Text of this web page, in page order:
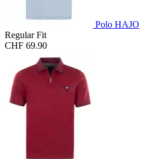
Polo HAJO
Regular Fit
CHF 69.90